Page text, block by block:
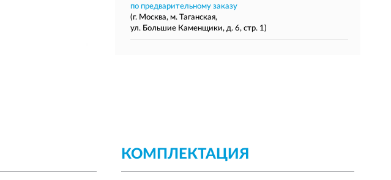
по предварительному заказу
(г. Москва, м. Таганская,
ул. Большие Каменщики, д. 6, стр. 1)
КОМПЛЕКТАЦИЯ